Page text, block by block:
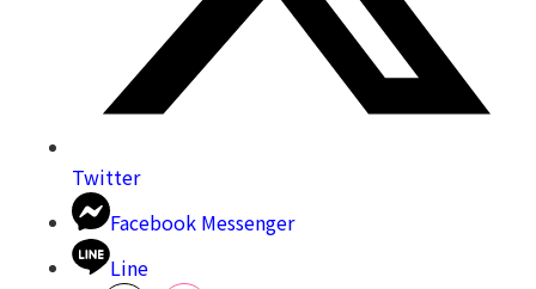
Twitter
Facebook Messenger
Line